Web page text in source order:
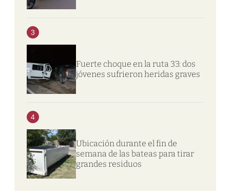
3
Fuerte choque en la ruta 33: dos
jóvenes sufrieron heridas graves
4
Ubicación durante el fin de
semana de las bateas para tirar
grandes residuos